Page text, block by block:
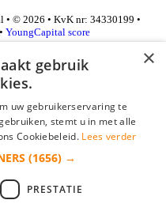
© 2026 • KvK nr: 34330199 •
• YoungCapital score
×
gebruik
uw gebruikerservaring te
stemt u in met alle
Cookiebeleid. Lees verder
(1656) →
PRESTATIE